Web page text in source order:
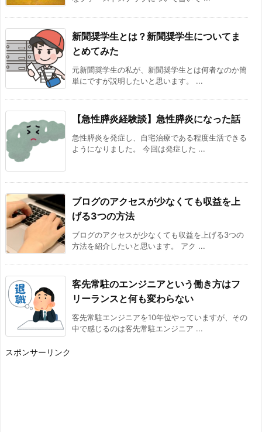
新聞奨学生とは？新聞奨学生についてま
とめてみた
元新聞奨学生の私が、新聞奨学生とは何者なのか簡
単にですが説明したいと思います。 ...
【急性膵炎経験談】急性膵炎になった話
急性膵炎を発症し、自宅治療である程度生活できる
ようになりました。 今回は発症した ...
ブログのアクセスが少なくても収益を上
げる3つの方法
ブログのアクセスが少なくても収益を上げる3つの
方法を紹介したいと思います。 アク ...
客先常駐のエンジニアという働き方はフ
リーランスと何も変わらない
客先常駐エンジニアを10年位やっていますが、その
中で感じるのは客先常駐エンジニア ...
スポンサーリンク